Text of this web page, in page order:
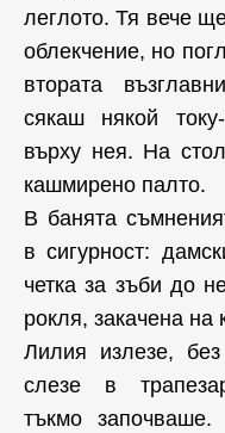
леглото. Тя вече
облекчение, но
втората
сякаш някой
върху нея. На
кашмирено палто.
В банята
в сигурност:
четка за зъби до
рокля, закачена на
Лилия излезе,
слезе в
тъкмо